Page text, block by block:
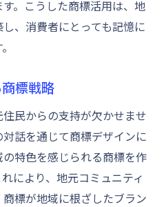
。こうした商標活用は、地
、消費者にとっても記憶に
標戦略
民からの支持が欠かせませ
話を通じて商標デザインに
特色を感じられる商標を作
により、地元コミュニティ
標が地域に根ざしたブラン